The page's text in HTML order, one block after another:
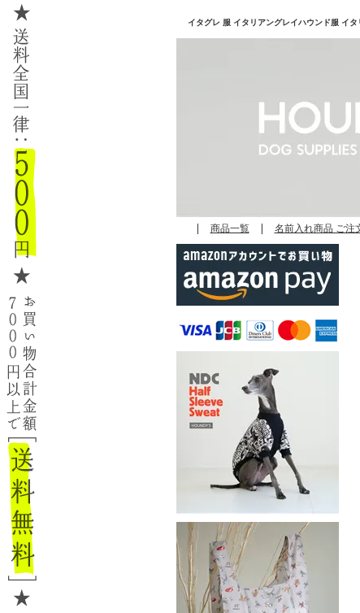
イタグレ 服 イタリアングレイハウンド服 イ
| 商品一覧| 名前入れ商品 ご注